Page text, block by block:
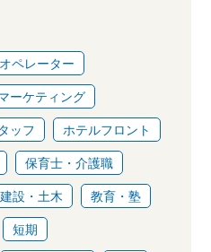
オペレーター
ーケティング
ッフ
ホテルフロント
保育士・介護職
建設・土木
教育・塾
短期